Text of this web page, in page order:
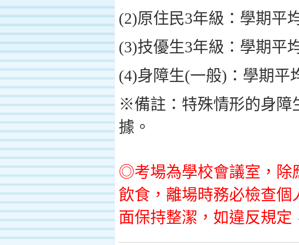
(2)原住民3年級：學期平
(3)技優生3年級：學期平
(4)身障生(一般) ：學期平
※備註：特殊情形的身障
據。
◎考場為學校會議室，除
飲食，離場時務必檢查
面保持整潔，如違反規定